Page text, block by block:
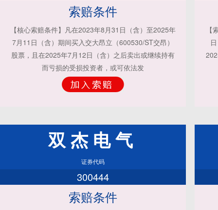
索赔条件
【核心索赔条件】凡在2023年8月31日（含）至2025年
7月11日（含）期间买入交大昂立（600530/ST交昂）
股票，且在2025年7月12日（含）之后卖出或继续持有
而亏损的受损投资者，或可依法发
双杰电气
证券代码
300444
索赔条件